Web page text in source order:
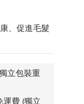
、促進毛髮
立包裝重
費 (獨立